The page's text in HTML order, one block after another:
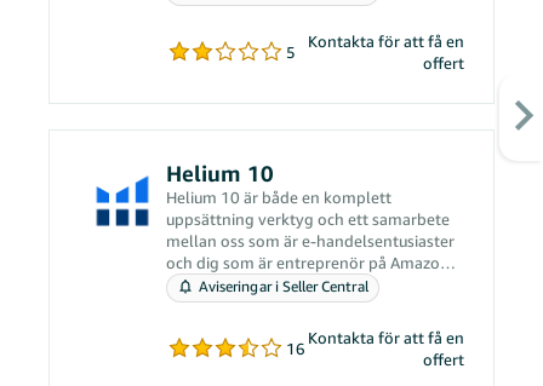
5
Kontakta för att få en
offert
Helium 10
Helium 10 är både en komplett
uppsättning verktyg och ett samarbete
mellan oss som är e-handelsentusiaster
och dig som är entreprenör på Amazon.
Vårt arbete handlar om att lösa dina
problem.
Aviseringar i Seller Central
16
Kontakta för att få en
offert